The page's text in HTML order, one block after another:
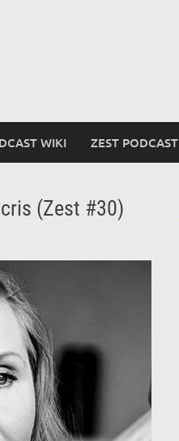
WIKI ZEST PODCAST
(Zest #30)